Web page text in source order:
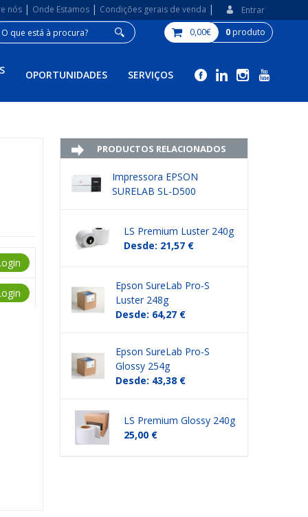
nós | Onde Estamos | Condições gerais de venda |
Entrar
0,00€
0 produto
OPORTUNIDADES SERVIÇOS
PRODUCTOS RELACIONADOS
Impressora EPSON
SURELAB SL-D500
LS Premium Luster 240g
Desde: 21,57 €
Epson SureLab Pro-S
Luster 248g
Desde: 64,27 €
Epson SureLab Pro-S
Glossy 254g
Desde: 43,38 €
LS Premium Glossy 240g
25,00 €